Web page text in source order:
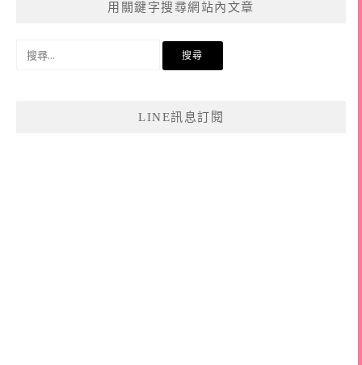
用關鍵字搜尋網站內文章
LINE訊息訂閱